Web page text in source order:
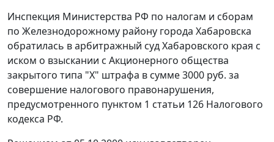
Инспекция Министерства РФ по налогам и сборам
по Железнодорожному району города Хабаровска
обратилась в арбитражный суд Хабаровского края с
иском о взыскании с Акционерного общества
закрытого типа "Х" штрафа в сумме 3000 руб. за
совершение налогового правонарушения,
предусмотренного пунктом 1 статьи 126 Налогового
кодекса РФ.